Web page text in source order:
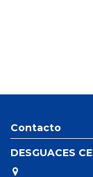
Contacto
DESGUACES